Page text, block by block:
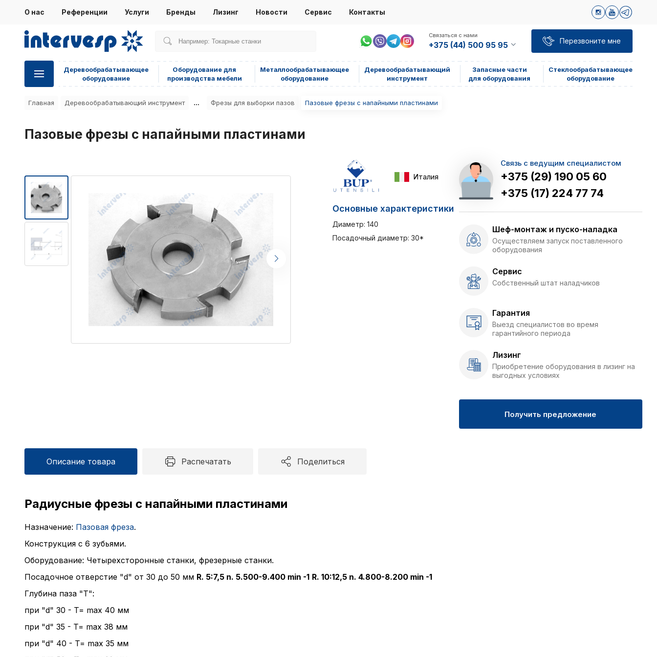
О нас Референции Услуги Бренды Лизинг Новости Сервис Контакты
Связаться с нами
+375 (44) 500 95 95 Перезвоните мне
Деревообрабатывающее
оборудование
Оборудование для
производства мебели
Металлообрабатывающее
оборудование
Деревообрабатывающий
инструмент
Запасные части
для оборудования
Стеклообрабатывающее
оборудование
Главная Деревообрабатывающий инструмент ... Фрезы для выборки пазов Пазовые фрезы с напайными пластинами
Пазовые фрезы с напайными пластинами
Италия
Основные характеристики
Диаметр: 140
Посадочный диаметр: 30*
Связь с ведущим специалистом
+375 (29) 190 05 60
+375 (17) 224 77 74
Шеф-монтаж и пуско-наладка
Осуществляем запуск поставленного
оборудования
Сервис
Собственный штат наладчиков
Гарантия
Выезд специалистов во время
гарантийного периода
Лизинг
Приобретение оборудования в лизинг на
выгодных условиях
Получить предложение
Описание товара Распечатать Поделиться
Радиусные фрезы с напайными пластинами
Назначение: Пазовая фреза.
Конструкция с 6 зубьями.
Оборудование: Четырехсторонные станки, фрезерные станки.
Посадочное отверстие "d" от 30 до 50 мм R. 5:7,5 n. 5.500-9.400 min -1 R. 10:12,5 n. 4.800-8.200 min -1
Глубина паза "T":
при "d" 30 - T= max 40 мм
при "d" 35 - T= max 38 мм
при "d" 40 - T= max 35 мм